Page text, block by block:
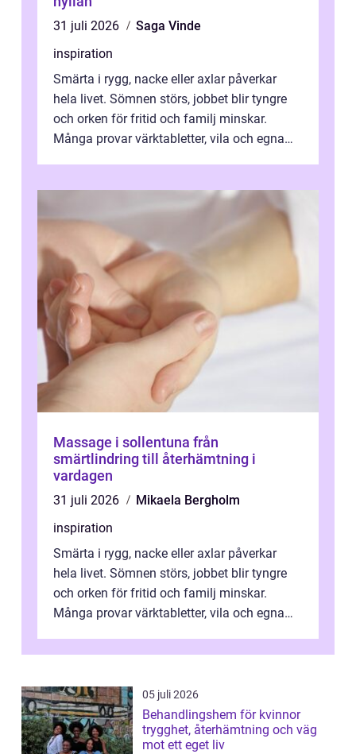
31 juli 2026
Saga Vinde
inspiration
Smärta i rygg, nacke eller axlar påverkar
hela livet. Sömnen störs, jobbet blir tyngre
och orken för fritid och familj minskar.
Många provar värktabletter, vila och egna
Massage i sollentuna från
smärtlindring till återhämtning i
vardagen
31 juli 2026
Mikaela Bergholm
inspiration
Smärta i rygg, nacke eller axlar påverkar
hela livet. Sömnen störs, jobbet blir tyngre
och orken för fritid och familj minskar.
Många provar värktabletter, vila och egna
05 juli 2026
Behandlingshem för kvinnor
trygghet, återhämtning och väg
mot ett eget liv